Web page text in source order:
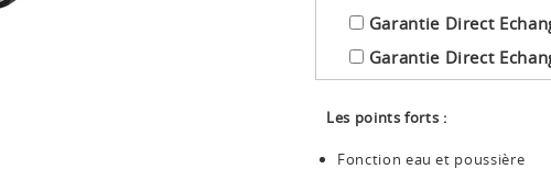
Garantie Direct
Garantie Direct
Les points forts :
Fonction eau et poussière